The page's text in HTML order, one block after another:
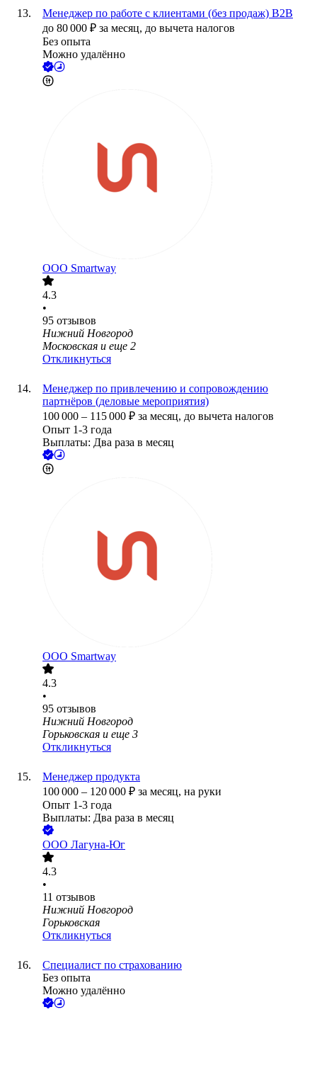
Менеджер по работе с клиентами (без продаж) B2B
до 80 000 ₽ за месяц, до вычета налогов
Без опыта
Можно удалённо
ООО Smartway
4.3
•
95 отзывов
Нижний Новгород
Московская и еще 2
Откликнуться
Менеджер по привлечению и сопровождению
партнёров (деловые мероприятия)
100 000 – 115 000 ₽ за месяц, до вычета налогов
Опыт 1-3 года
Выплаты: Два раза в месяц
ООО Smartway
4.3
•
95 отзывов
Нижний Новгород
Горьковская и еще 3
Откликнуться
Менеджер продукта
100 000 – 120 000 ₽ за месяц, на руки
Опыт 1-3 года
Выплаты: Два раза в месяц
ООО Лагуна-Юг
4.3
•
11 отзывов
Нижний Новгород
Горьковская
Откликнуться
Специалист по страхованию
Без опыта
Можно удалённо